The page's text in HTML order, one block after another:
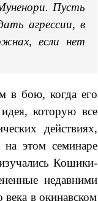
Пусть
агрессии, в
если нет
в бою, когда его
которую все
действиях,
этом семинаре
Кошики-
недавними
века в окинавском